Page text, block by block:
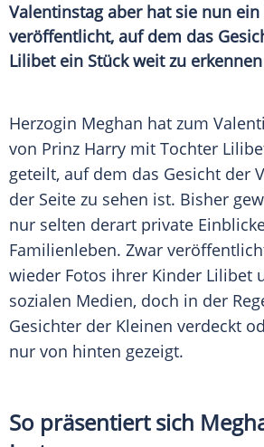
Valentinstag aber hat sie nun ein
veröffentlicht, auf dem das
Lilibet ein Stück weit zu
Herzogin Meghan hat zum
von Prinz Harry mit Tochter
geteilt, auf dem das Gesicht der
der Seite zu sehen ist. Bisher
nur selten derart private
Familienleben. Zwar
wieder Fotos ihrer Kinder Lilibet
sozialen Medien, doch in der
Gesichter der Kleinen verdeckt
nur von hinten gezeigt.
So präsentiert sich